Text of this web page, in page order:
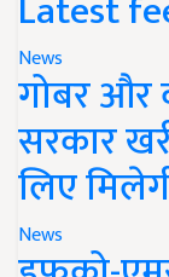
News
गोबर और
सरकार
लिए
News